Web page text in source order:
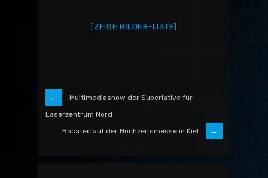
[ZEIGE BILDER-LISTE]
Multimediashow der Superlative für
Laserzentrum Nord
Bocatec auf der Hochzeitsmesse in Kiel